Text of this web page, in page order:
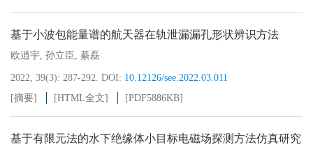
基于小波包能量谱的航天器在轨泄漏漏孔形状辨识方法
欧逍宇, 孙立臣 , 綦磊
2022, 39(3): 287-292. DOI: 10.12126/see.2022.03.011
[摘要]
[HTML全文] [PDF5886KB]
基于有限元法的水下绝缘体小目标电磁场探测方法仿真研究